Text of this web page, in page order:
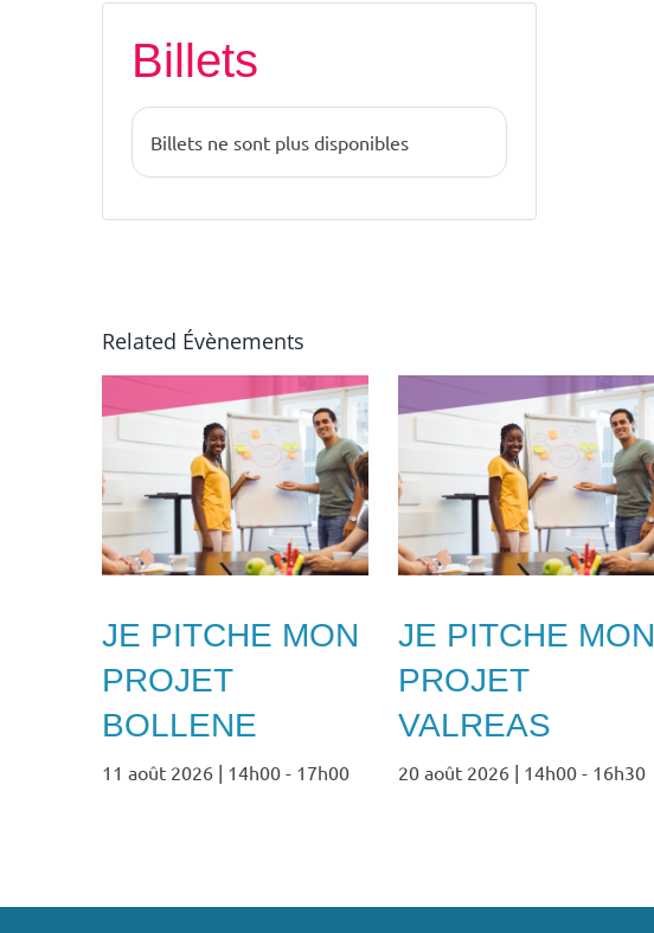
Billets
Billets ne sont plus disponibles
Related Évènements
JE PITCHE MON
PROJET
BOLLENE
11 août 2026 | 14h00 - 17h00
JE PITCHE MON
PROJET
VALREAS
20 août 2026 | 14h00 - 16h30